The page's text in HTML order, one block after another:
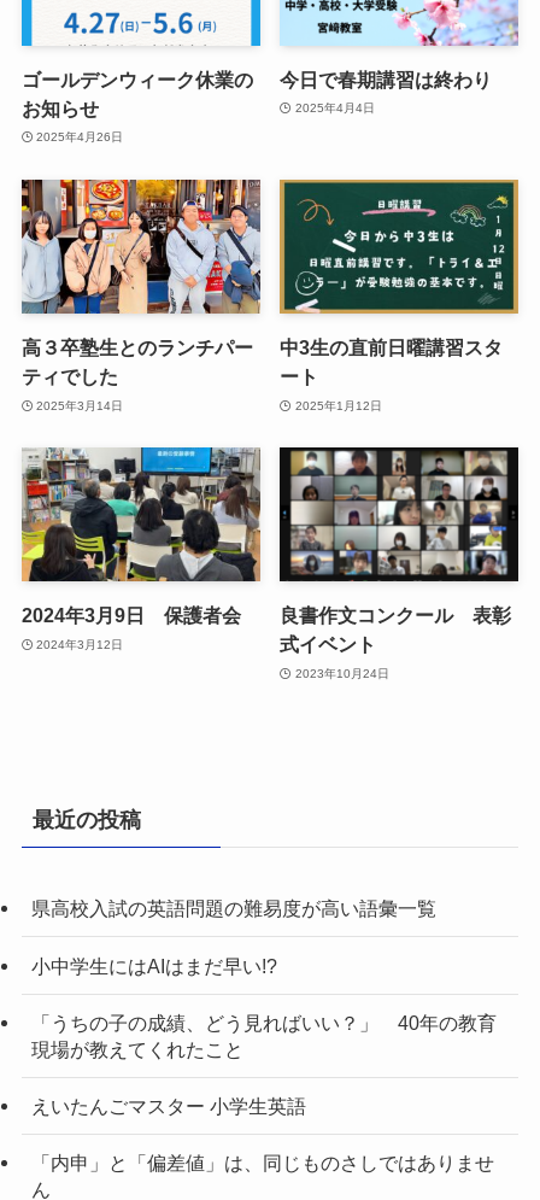
ゴールデンウィーク休業の
お知らせ
2025年4月26日
今日で春期講習は終わり
2025年4月4日
高３卒塾生とのランチパー
ティでした
2025年3月14日
中3生の直前日曜講習スタ
ート
2025年1月12日
2024年3月9日 保護者会
2024年3月12日
良書作文コンクール 表彰
式イベント
2023年10月24日
最近の投稿
県高校入試の英語問題の難易度が高い語彙一覧
小中学生にはAIはまだ早い!?
「うちの子の成績、どう見ればいい？」 40年の教育
現場が教えてくれたこと
えいたんごマスター 小学生英語
「内申」と「偏差値」は、同じものさしではありませ
ん